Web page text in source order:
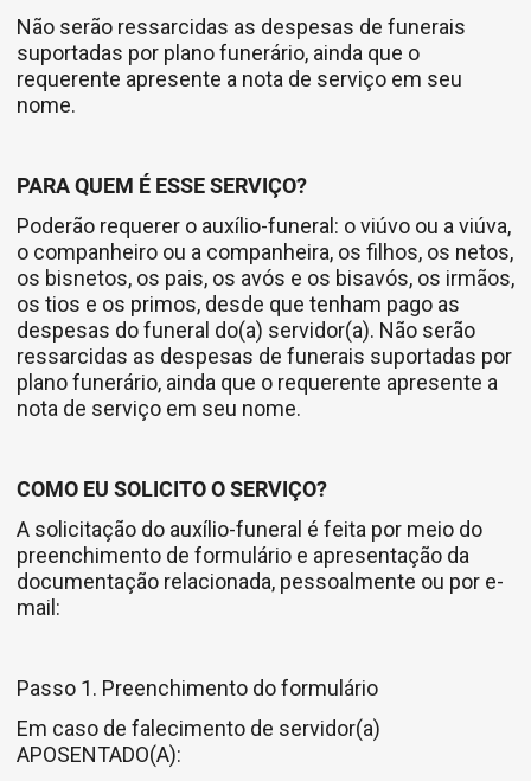
Não serão ressarcidas as despesas de funerais
suportadas por plano funerário, ainda que o
requerente apresente a nota de serviço em seu
nome.
PARA QUEM É ESSE SERVIÇO?
Poderão requerer o auxílio-funeral: o viúvo ou a viúva,
o companheiro ou a companheira, os filhos, os netos,
os bisnetos, os pais, os avós e os bisavós, os irmãos,
os tios e os primos, desde que tenham pago as
despesas do funeral do(a) servidor(a). Não serão
ressarcidas as despesas de funerais suportadas por
plano funerário, ainda que o requerente apresente a
nota de serviço em seu nome.
COMO EU SOLICITO O SERVIÇO?
A solicitação do auxílio-funeral é feita por meio do
preenchimento de formulário e apresentação da
documentação relacionada, pessoalmente ou por e-
mail:
Passo 1. Preenchimento do formulário
Em caso de falecimento de servidor(a)
APOSENTADO(A):